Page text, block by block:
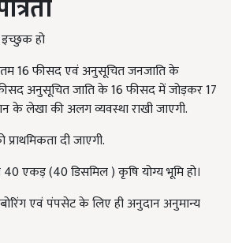
हो
16 फीसद एवं अनुसूचित जनजाति के
अनुसूचित जाति के 16 फीसद में जोड़कर 17
के लेखा की अलग व्यवस्था राखी जाएगी.
दी जाएगी.
एकड़ (40 डिसमिल ) कृषि योग्य भूमि हो।
एवं पंपसेट के लिए ही अनुदान अनुमान्य